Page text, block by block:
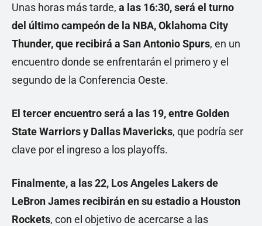
Unas horas más tarde, a las 16:30, será el turno
del último campeón de la NBA, Oklahoma City
Thunder, que recibirá a San Antonio Spurs, en un
encuentro donde se enfrentarán el primero y el
segundo de la Conferencia Oeste.
El tercer encuentro será a las 19, entre Golden
State Warriors y Dallas Mavericks, que podría ser
clave por el ingreso a los playoffs.
Finalmente, a las 22, Los Angeles Lakers de
LeBron James recibirán en su estadio a Houston
Rockets, con el objetivo de acercarse a las